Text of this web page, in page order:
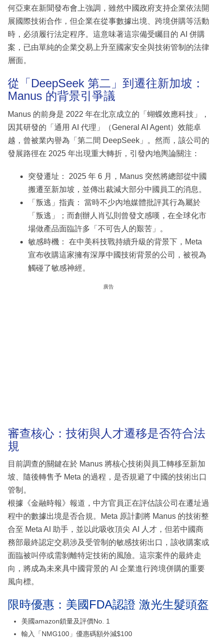
何亞東在新聞發布會上強調，雖然中國政府支持企業依法開
展國際技術合作，但企業在從事數據出境、跨境併購等活動
時，必須履行法定程序。這意味著這宗備受矚目的 AI 併購
案，已由單純的企業交易上升至國家安全與技術管制的法律
層面。
從「DeepSeek 第二」到遷往新加坡：
Manus 的背景引爭議
Manus 的前身是 2022 年在北京成立的「蝴蝶效應科技」，
因其研發的「通用 AI 代理」（General AI Agent）效能卓
越，曾被業內譽為「第二間 DeepSeek」。然而，該公司的
發展路徑在 2025 年出現重大轉折，引發內地輿論關注：
突發遷址： 2025 年 6 月，Manus 突然將總部從中國
搬遷至新加坡，並傳出裁減大部分中國員工的消息。
「叛逃」指責： 當時不少內地媒體批評其行為屬於
「叛逃」；而創辦人肖弘則曾發文感嘆，在全球化市
場做產品面臨許多「不可告人的艱苦」。
敏感時機： 在中美科技戰持續升級的背景下，Meta
宣布收購這家擁有深厚中國技術背景的公司，被視為
觸碰了敏感神經。
廣告
審查核心：技術與人才遷移是否符合法
規
目前調查的關鍵在於 Manus 將核心技術與員工轉移至新加
坡、隨後轉售予 Meta 的過程，是否規避了中國的技術出口
管制。
根據《金融時報》報道，中方官員正在評估該公司在遷址過
程中的數據出境是否合規。Meta 原計劃將 Manus 的技術整
合至 Meta AI 助手，並以此吸收頂尖 AI 人才，但若中國商
務部最終認定交易涉及受管制的敏感技術出口，該收購案或
面臨被叫停或需剝離特定技術的風險。這宗案件的最終走
向，將成為未來具中國背景的 AI 企業進行跨境併購的重要
風向標。
限時優惠：美國FDA認證 激光生髮頭盔
美國amazon鎖量及評價No. 1
輸入「NMG100」優惠碼額外減$100